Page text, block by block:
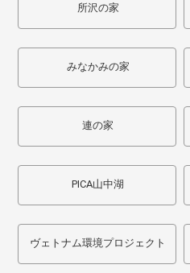
所沢の家
みなかみの家
連の家
PICA山中湖
ヴェトナム環境プロジェクト